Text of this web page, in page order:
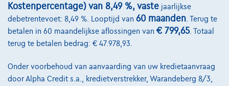
Kostenpercentage) van 8,49 %, vaste jaarlijkse
debetrentevoet: 8,49 %. Looptijd van 60 maanden . Terug te
betalen in 60 maandelijkse aflossingen van € 799,65. Totaal
terug te betalen bedrag: € 47.978,93.
Onder voorbehoud van aanvaarding van uw kredietaanvraag
door Alpha Credit s.a., kredietverstrekker, Warandeberg 8/3,
Onze team
Contact
@2024 TCS Mobility SA/NV Copyright